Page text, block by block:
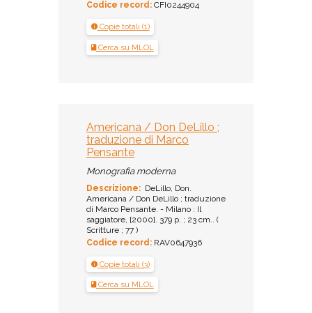
Codice record: CFI0244904
Copie totali (1)
Cerca su MLOL
Americana / Don DeLillo ;
traduzione di Marco
Pensante
Monografia moderna
Descrizione: DeLillo, Don.
Americana / Don DeLillo ; traduzione
di Marco Pensante. - Milano : Il
saggiatore, [2000]. 379 p. ; 23 cm.. (
Scritture ; 77 )
Codice record: RAV0647936
Copie totali (3)
Cerca su MLOL